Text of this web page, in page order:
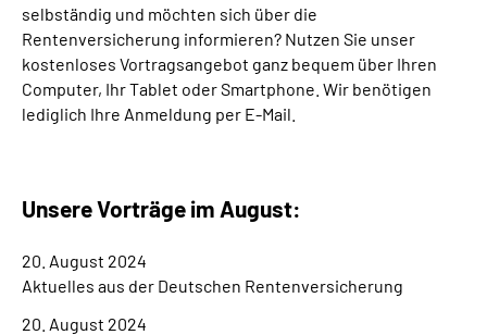
Language
Inhalte in Gebärdensprache (DGS)
selbständig und möchten sich über die
Rentenversicherung informieren? Nutzen Sie unser
kostenloses Vortragsangebot ganz bequem über Ihren
Computer, Ihr Tablet oder Smartphone. Wir benötigen
lediglich Ihre Anmeldung per E-Mail.
Unsere Vorträge im August:
20. August 2024
Aktuelles aus der Deutschen Rentenversicherung
20. August 2024